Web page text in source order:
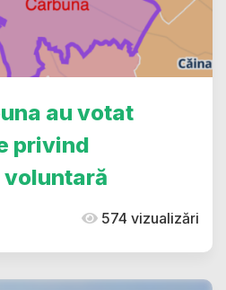
au votat
privind
voluntară
574 vizualizări